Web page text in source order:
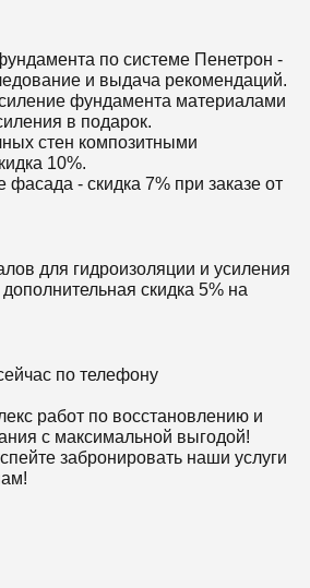
по системе Пенетрон -
и выдача рекомендаций.
фундамента материалами
в подарок.
стен композитными
10%.
фасада - скидка 7% при заказе от
для гидроизоляции и усиления
скидка 5% на
по телефону
работ по восстановлению и
с максимальной выгодой!
забронировать наши услуги